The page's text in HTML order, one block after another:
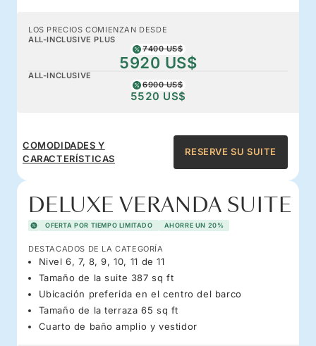
LOS PRECIOS COMIENZAN DESDE
ALL-INCLUSIVE PLUS
7400 US$
5920 US$
ALL-INCLUSIVE
6900 US$
5520 US$
COMODIDADES Y
CARACTERÍSTICAS
RESERVE SU SUITE
DELUXE VERANDA SUITE
OFERTA POR TIEMPO LIMITADO AHORRE UN 20%
DESTACADOS DE LA CATEGORÍA
Nivel 6, 7, 8, 9, 10, 11 de 11
Tamaño de la suite 387 sq ft
Ubicación preferida en el centro del barco
Tamaño de la terraza 65 sq ft
Cuarto de baño amplio y vestidor